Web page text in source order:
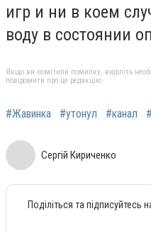
игр и ни в коем
воду в состоянии
Якщо ви помітили помилку, виділіть
повідомити про це редакцію
#Жавинка #утонул #канал
Сергій Кириченко
Поділіться та підписуйтесь